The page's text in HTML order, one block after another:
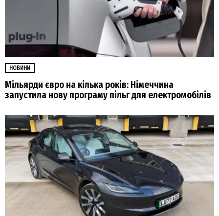
НОВИНИ
Мільярди євро на кілька років: Німеччина
запустила нову програму пільг для електромобілів